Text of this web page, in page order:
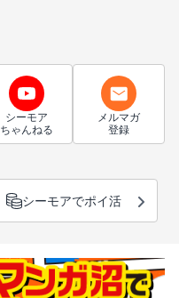
シーモア
ちゃんねる
メルマガ
登録
シーモアでポイ活